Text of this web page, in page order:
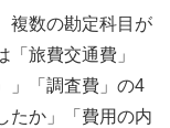
複数の勘定科目が
旅費交通費」
」「調査費」の4
たか」「費用の内